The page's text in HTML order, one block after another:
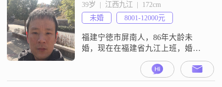
39岁  |  江西九江  |  172cm
未婚
8001-12000元
福建宁徳市屏南人，86年大龄未
婚，现在在福建省九江上班，婚后
打算做点生意或开个店，已买房车
暂时没买，有打算买个代步车。希
望在两个老人在世之前能看到我结